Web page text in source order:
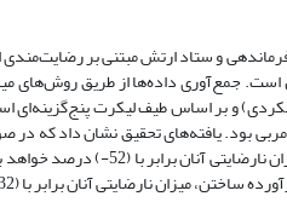
و ستاد ارتش مبتنی بر
است. جمع‌آوری داده­‌ها از طریق روش­‌های
و بر اساس طیف لیکرت پنج‌گزینه‌ای
مربی بود. یافته‌های تحقیق نشان داد که
شانزده­‌گانه، میزان رضایت­‌مندی اساتید برابر با